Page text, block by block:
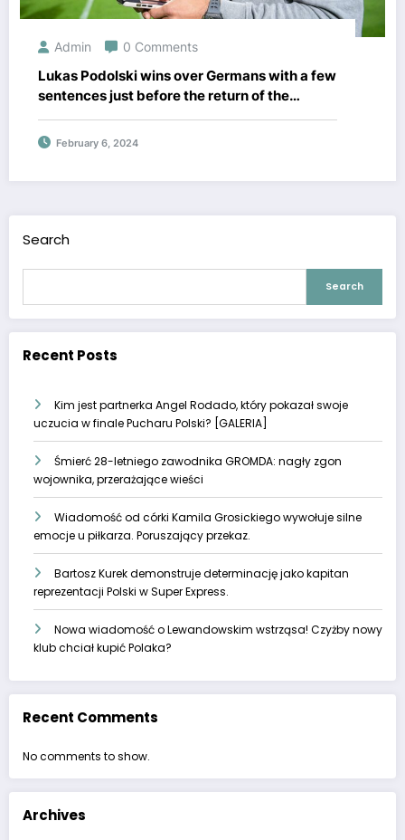
Admin 0 Comments
Lukas Podolski wins over Germans with a few
sentences just before the return of the
Ekstraklasa
February 6, 2024
Search
Search
Recent Posts
Kim jest partnerka Angel Rodado, który pokazał swoje
uczucia w finale Pucharu Polski? [GALERIA]
Śmierć 28-letniego zawodnika GROMDA: nagły zgon
wojownika, przerażające wieści
Wiadomość od córki Kamila Grosickiego wywołuje silne
emocje u piłkarza. Poruszający przekaz.
Bartosz Kurek demonstruje determinację jako kapitan
reprezentacji Polski w Super Express.
Nowa wiadomość o Lewandowskim wstrząsa! Czyżby nowy
klub chciał kupić Polaka?
Recent Comments
No comments to show.
Archives